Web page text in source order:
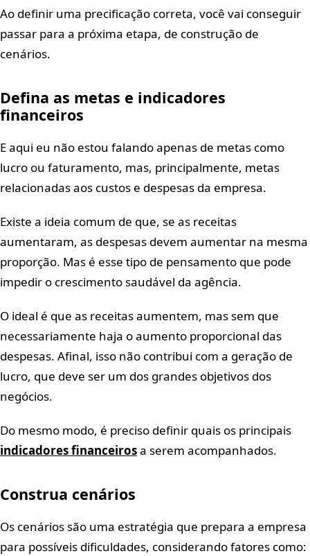
Ao definir uma precificação correta, você vai conseguir
passar para a próxima etapa, de construção de
cenários.
Defina as metas e indicadores
financeiros
E aqui eu não estou falando apenas de metas como
lucro ou faturamento, mas, principalmente, metas
relacionadas aos custos e despesas da empresa.
Existe a ideia comum de que, se as receitas
aumentaram, as despesas devem aumentar na mesma
proporção. Mas é esse tipo de pensamento que pode
impedir o crescimento saudável da agência.
O ideal é que as receitas aumentem, mas sem que
necessariamente haja o aumento proporcional das
despesas. Afinal, isso não contribui com a geração de
lucro, que deve ser um dos grandes objetivos dos
negócios.
Do mesmo modo, é preciso definir quais os principais
indicadores financeirosa serem acompanhados.
Construa cenários
Os cenários são uma estratégia que prepara a empresa
para possíveis dificuldades, considerando fatores como: